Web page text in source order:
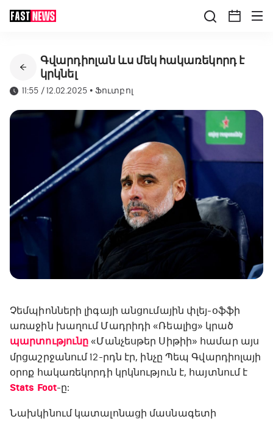
Գվարդիոլան ևս մեկ հակառեկորդ է
կրկնել
11:55 / 12.02.2025 •Ֆուտբոլ
Չեմպիոնների լիգայի անցումային փլեյ-օֆֆի
առաջին խաղում Մադրիդի «Ռեալից» կրած
պարտությունը «Մանչեսթեր Սիթիի» համար այս
մրցաշրջանում 12-րդն էր, ինչը Պեպ Գվարդիոլայի
օրոք հակառեկորդի կրկնություն է, հայտնում է
Stats Foot-ը:
Նախկինում կատալոնացի մասնագետի